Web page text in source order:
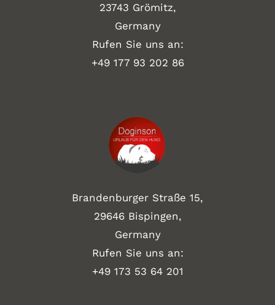
23743 Grömitz,
Germany
Rufen Sie uns an:
+49 177 93 202 86
Brandenburger Straße 15,
29646 Bispingen,
Germany
Rufen Sie uns an:
+49 173 53 64 201